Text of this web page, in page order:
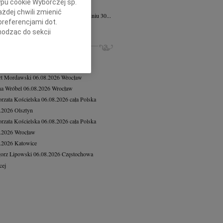
Wojdat05.08.2026Warszawa
smutkiem zawiadamiamy, że w dniu 30...
Mordawski 06.08.2026Wrocław
Wróbel 06.08.2026Wrocław
Kościelska06.08.2026cała Polska
Olsztyn
Kościelska06.08.2026cała Polska
Wrocław
Katowice
Lipowski 06.08.2026Częstochowa
cookie Wyborczej sp.
chwili zmienić
dot.
do sekcji
przeglądarki.
identyfikacji.
pomiar reklam i